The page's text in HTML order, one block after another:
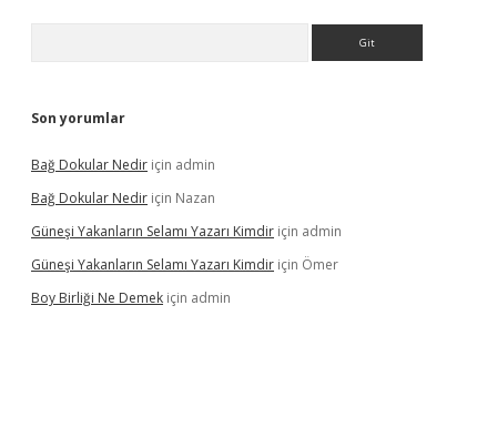
Son yorumlar
Bağ Dokular Nedir için admin
Bağ Dokular Nedir için Nazan
Güneşi Yakanların Selamı Yazarı Kimdir için admin
Güneşi Yakanların Selamı Yazarı Kimdir için Ömer
Boy Birliği Ne Demek için admin